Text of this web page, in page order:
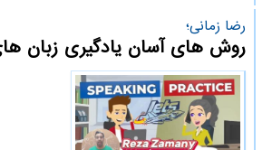
رضا زمانی؛
روش های آسان یادگیری زبان